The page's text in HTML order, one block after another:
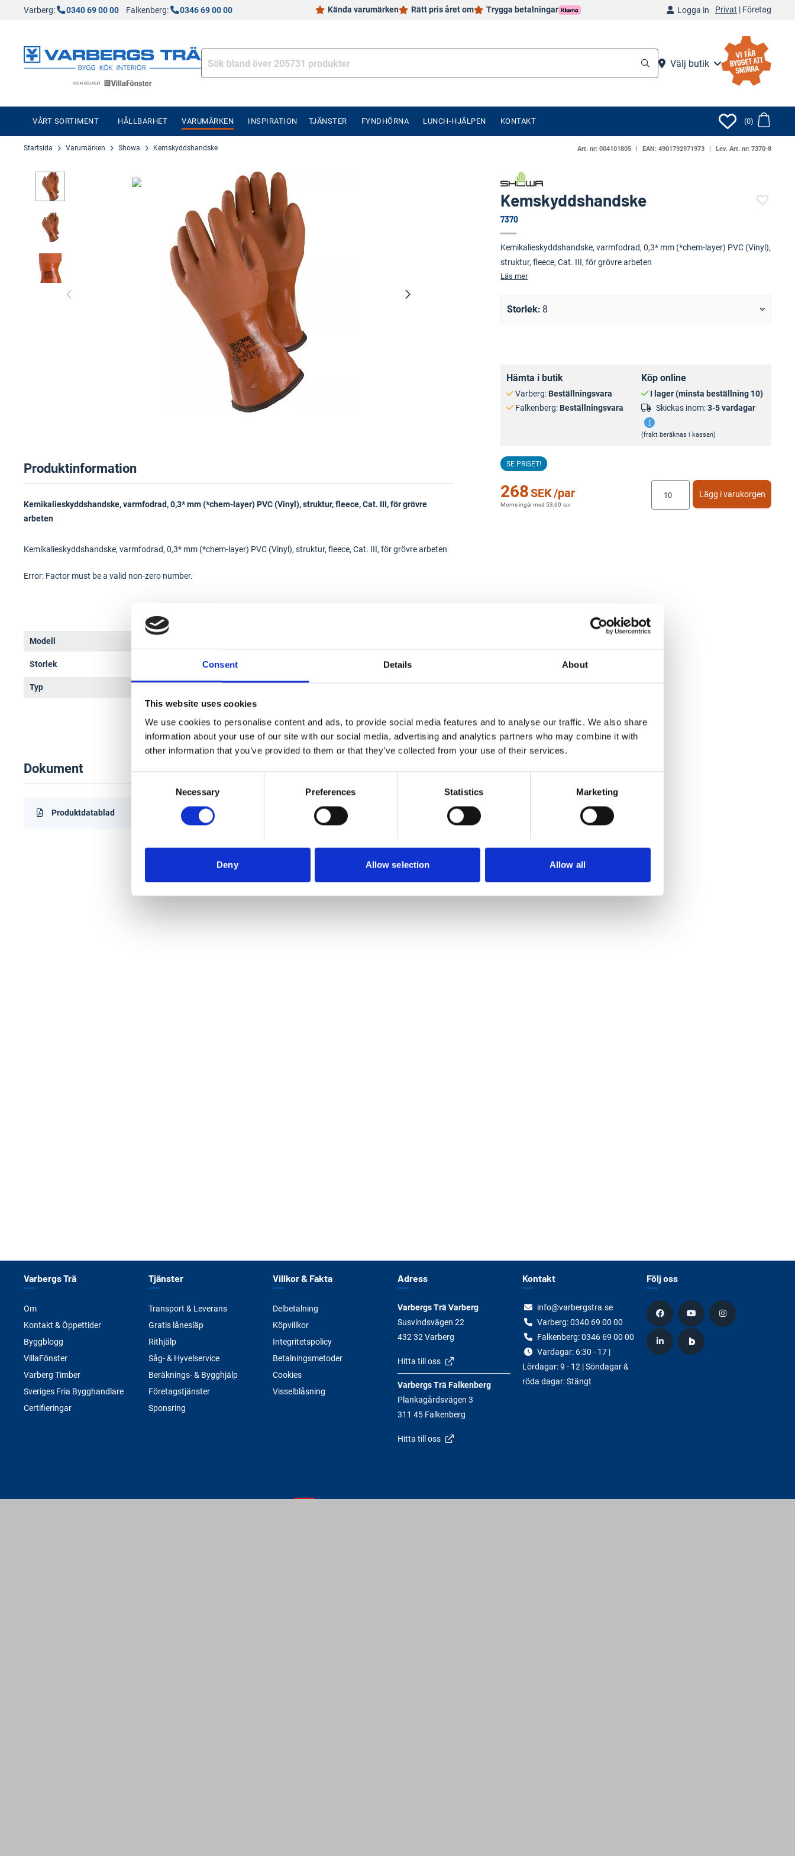
Consent Details About
This website uses cookies
We use cookies to personalise content and ads, to provide social media features and to analyse our traffic. We also share
information about your use of our site with our social media, advertising and analytics partners who may combine it with
other information that you’ve provided to them or that they’ve collected from your use of their services.
Necessary Preferences Statistics Marketing
Deny Allow selection Allow all
Varberg: 0340 69 00 00 Falkenberg: 0346 69 00 00 Kända varumärken Rätt pris året om Trygga betalningar Logga in Privat | Företag
Välj butik
VÅRT SORTIMENT HÅLLBARHET VARUMÄRKEN INSPIRATION TJÄNSTER FYNDHÖRNA LUNCH-HJÄLPEN KONTAKT (0)
Startsida Varumärken Showa Kemskyddshandske Art. nr: 004101805 EAN: 4901792971973 Lev. Art. nr: 7370-8
Kemskyddshandske
7370
Kemikalieskyddshandske, varmfodrad, 0,3* mm (*chem-layer) PVC (Vinyl),
struktur, fleece, Cat. III, för grövre arbeten
Läs mer
Storlek 8
Hämta i butik
Varberg: Beställningsvara
Falkenberg: Beställningsvara
Köp online
I lager (minsta beställning 10)
Skickas inom:3-5 vardagar
(frakt beräknas i kassan)
SE PRISET!
268SEK/par
Moms ingår med 53,60 SEK
Lägg i varukorgen
Produktinformation
Kemikalieskyddshandske, varmfodrad, 0,3* mm (*chem-layer) PVC (Vinyl), struktur, fleece, Cat. III, för grövre
arbeten
Kemikalieskyddshandske, varmfodrad, 0,3* mm (*chem-layer) PVC (Vinyl), struktur, fleece, Cat. III, för grövre arbeten
Error: Factor must be a valid non-zero number.
Modell
Storlek
Typ
Dokument
Produktdatablad
Varbergs Trä
Om
Kontakt & Öppettider
Byggblogg
VillaFönster
Varberg Timber
Sveriges Fria Bygghandlare
Certifieringar
Tjänster
Transport & Leverans
Gratis lånesläp
Rithjälp
Såg- & Hyvelservice
Beräknings- & Bygghjälp
Företagstjänster
Sponsring
Villkor & Fakta
Delbetalning
Köpvillkor
Integritetspolicy
Betalningsmetoder
Cookies
Visselblåsning
Adress
Varbergs Trä Varberg
Susvindsvägen 22
432 32 Varberg
Hitta till oss
Varbergs Trä Falkenberg
Plankagårdsvägen 3
311 45 Falkenberg
Hitta till oss
Kontakt
info@varbergstra.se
Varberg:0340 69 00 00
Falkenberg:0346 69 00 00
Vardagar: 6:30 - 17 |
Lördagar: 9 - 12 | Söndagar &
röda dagar: Stängt
Följ oss